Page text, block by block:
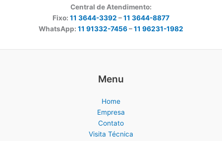
Central de Atendimento:
Fixo: 11 3644-3392 –11 3644-8877
WhatsApp: 11 91332-7456–11 96231-1982
Menu
Home
Empresa
Contato
Visita Técnica